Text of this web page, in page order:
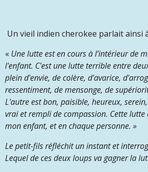
Un vieil indien cherokee parlait ainsi
« Une lutte est en cours à l’intérieur de
l'enfant. C'est une lutte terrible entre
plein d'envie, de colère, d'avarice,
ressentiment, de mensonge, de
L'autre est bon, paisible, heureux,
vrai et rempli de compassion. Cette lutte
mon enfant, et en chaque personne. »
Le petit-fils réfléchit un instant et
Lequel de ces deux loups va gagner la